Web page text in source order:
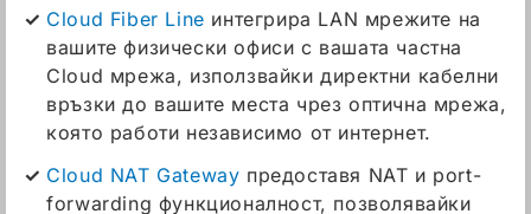
Cloud Fiber Line интегрира LAN мрежите на
вашите физически офиси с вашата частна
Cloud мрежа, използвайки директни кабелни
връзки до вашите места чрез оптична мрежа,
която работи независимо от интернет.
Cloud NAT Gateway предоставя NAT и port-
forwarding функционалност, позволявайки